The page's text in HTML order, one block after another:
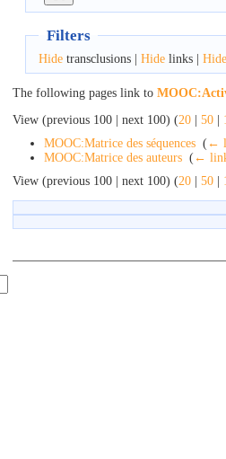
Filters
Hidetransclusions | Hidelinks | Hide
The following pages link to
View (previous 100 | next 100) (20 | 50 |
MOOC:Matrice des séquences ( ←
MOOC:Matrice des auteurs ( ←
View (previous 100 | next 100) (20 | 50 |